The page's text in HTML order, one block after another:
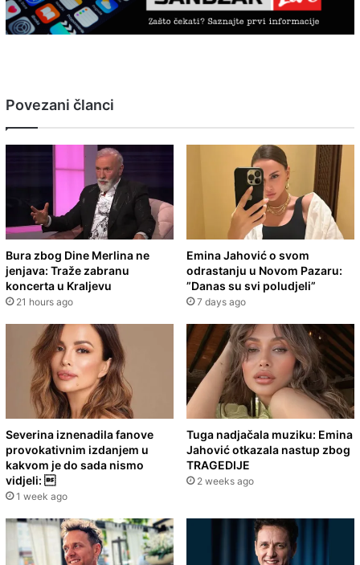
Povezani članci
Bura zbog Dine Merlina ne
jenjava: Traže zabranu
koncerta u Kraljevu
21 hours ago
Emina Jahović o svom
odrastanju u Novom Pazaru:
”Danas su svi poludjeli”
7 days ago
Severina iznenadila fanove
provokativnim izdanjem u
kakvom je do sada nismo
vidjeli: 
1 week ago
Tuga nadjačala muziku: Emina
Jahović otkazala nastup zbog
TRAGEDIJE
2 weeks ago